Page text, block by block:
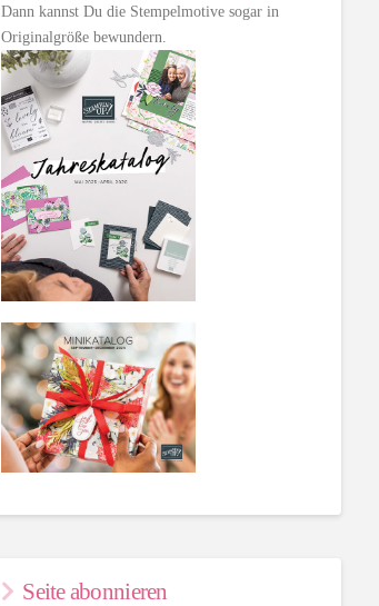
Dann kannst Du die Stempelmotive sogar in
Originalgröße bewundern.
Seite abonnieren